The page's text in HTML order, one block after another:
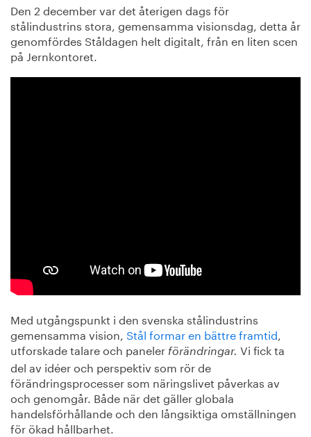
Bildbank
Om oss
Den 2 december var det återigen dags för
stålindustrins stora, gemensamma visionsdag, detta år
genomfördes Ståldagen helt digitalt, från en liten scen
på Jernkontoret.
Med utgångspunkt i den svenska stålindustrins
gemensamma vision, Stål formar en bättre framtid,
utforskade talare och paneler förändringar. Vi fick ta
del av idéer och perspektiv som rör de
förändringsprocesser som näringslivet påverkas av
och genomgår. Både när det gäller globala
handelsförhållande och den långsiktiga omställningen
för ökad hållbarhet.